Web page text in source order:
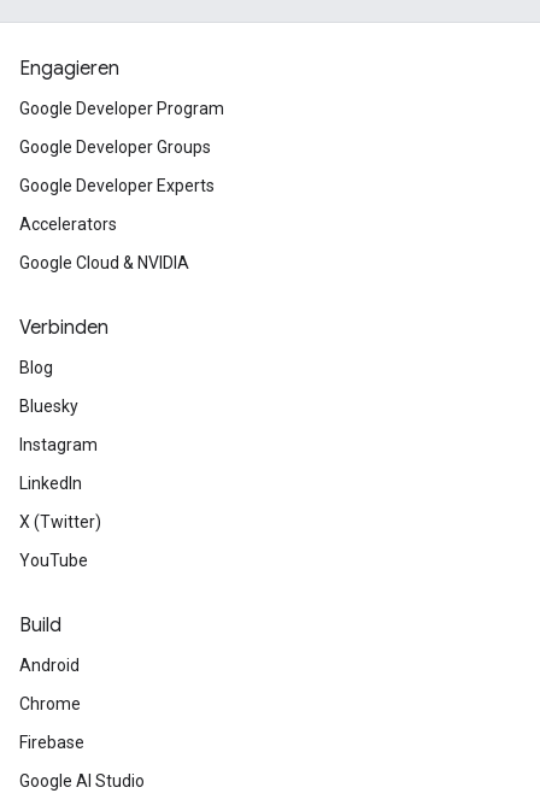
Engagieren
Google Developer Program
Google Developer Groups
Google Developer Experts
Accelerators
Google Cloud & NVIDIA
Verbinden
Blog
Bluesky
Instagram
LinkedIn
X (Twitter)
YouTube
Build
Android
Chrome
Firebase
Google AI Studio